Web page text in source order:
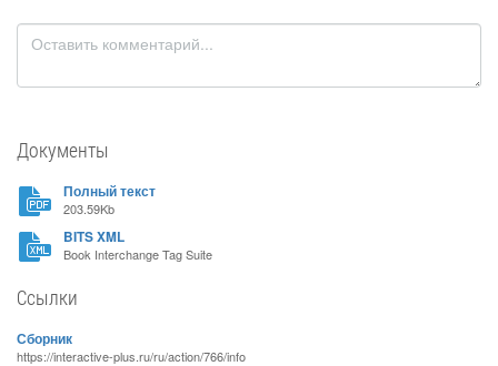
Документы
Полный текст
203.59Kb
BITS XML
Book Interchange Tag Suite
Ссылки
Сборник
https://interactive-plus.ru/ru/action/766/info